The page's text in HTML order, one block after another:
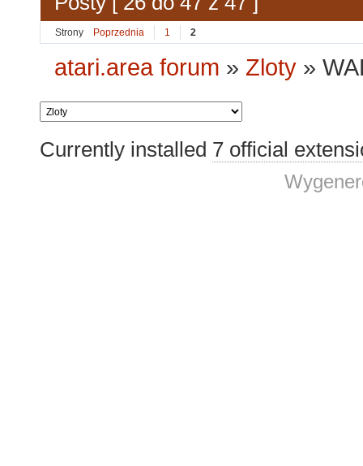
Strony Poprzednia 1 2
atari.area forum » Zloty »
Currently installed 7 official